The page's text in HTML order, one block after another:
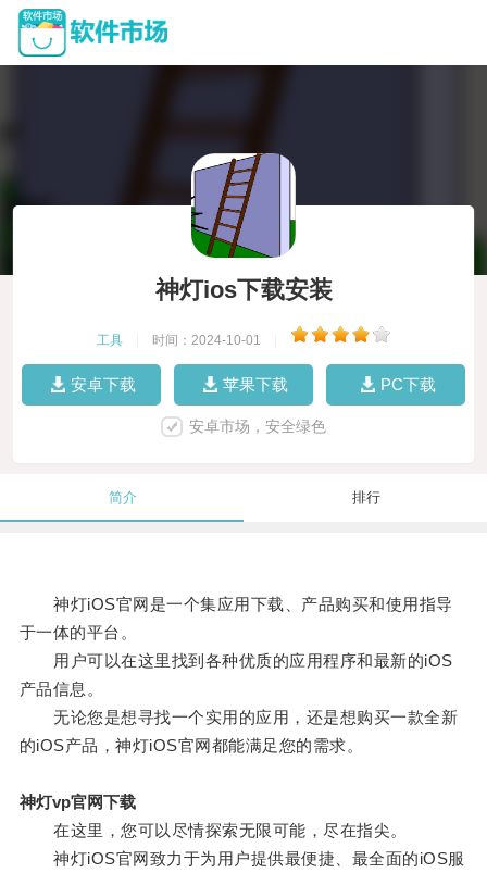
神灯ios下载安装
工具 时间：2024-10-01
安卓下载 苹果下载 PC下载
安卓市场，安全绿色
简介 排行
神灯iOS官网是一个集应用下载、产品购买和使用指导
于一体的平台。
用户可以在这里找到各种优质的应用程序和最新的iOS
产品信息。
无论您是想寻找一个实用的应用，还是想购买一款全新
的iOS产品，神灯iOS官网都能满足您的需求。
神灯vp官网下载
在这里，您可以尽情探索无限可能，尽在指尖。
神灯iOS官网致力于为用户提供最便捷、最全面的iOS服